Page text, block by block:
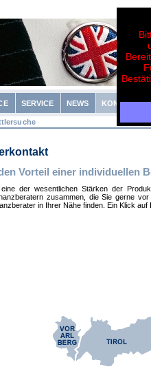
SERVICE NEWS KONTAKT
Vorteil einer individuellen
der wesentlichen Stärken der
zusammen, die Sie gerne
in Ihrer Nähe finden. Ein Klick auf